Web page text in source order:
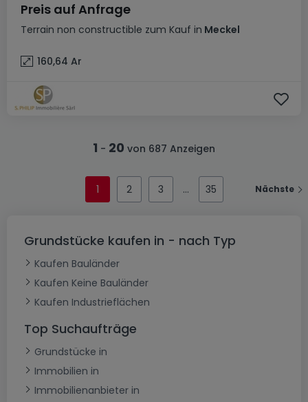
Terrain non constructible zum Kauf in Meckel
Preis auf Anfrage
160,64 Ar
1 - 20 von 687 Anzeigen
1 2 3 35 Nächste
Grundstücke kaufen in - nach Typ
Kaufen Bauländer
Kaufen Keine Bauländer
Kaufen Industrieflächen
Top Suchaufträge
Grundstücke in
Immobilien in
Immobilienanbieter in